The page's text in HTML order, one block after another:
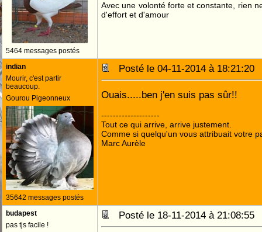
5464 messages postés
Avec une volonté forte et constante, rien
d'effort et d'amour
indian
Mourir, c'est partir
beaucoup.
Gourou Pigeonneux
35642 messages postés
Posté le 04-11-2014 à
Ouais.....ben j'en suis pas sûr!!
--------------------
Tout ce qui arrive, arrive justement.
Comme si quelqu'un vous attribuait votre
Marc Aurèle
budapest
pas tjs facile !
Posté le 18-11-2014 à